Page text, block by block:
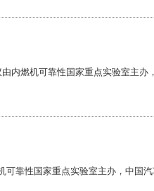
内燃机可靠性国家重点实验室主
靠性国家重点实验室主办，中国